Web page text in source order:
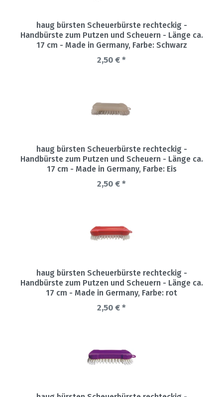
haug bürsten Scheuerbürste rechteckig -
Handbürste zum Putzen und Scheuern - Länge ca.
17 cm - Made in Germany, Farbe: Schwarz
2,50 € *
haug bürsten Scheuerbürste rechteckig -
Handbürste zum Putzen und Scheuern - Länge ca.
17 cm - Made in Germany, Farbe: Eis
2,50 € *
haug bürsten Scheuerbürste rechteckig -
Handbürste zum Putzen und Scheuern - Länge ca.
17 cm - Made in Germany, Farbe: rot
2,50 € *